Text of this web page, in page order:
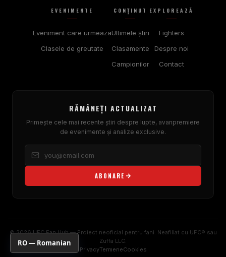
EVENIMENTE
Eveniment care urmeaza
Clasele de greutate
CONŢINUT
Ultimele ştiri
Clasamente
Campionilor
EXPLOREAZĂ
Fighters
Despre noi
Contact
RĂMÂNEȚI ACTUALIZAT
Primește cele mai recente știri despre lupte, avanpremiere
de evenimente și analize exclusive.
ABONARE
© 2026 UFC Fan Hub — Proiect neoficial pentru fani. Neafiliat cu UFC® sau
Zuffa LLC.
PrivacyTermeneCookies
RO — Romanian